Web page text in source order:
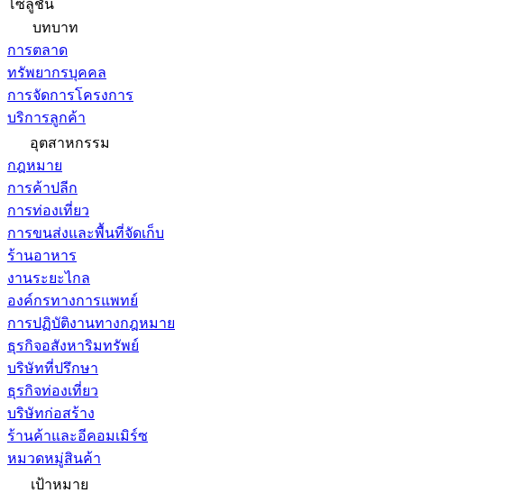
โซลูชัน
บทบาท
การตลาด
ทรัพยากรบุคคล
การจัดการโครงการ
บริการลูกค้า
อุตสาหกรรม
กฎหมาย
การค้าปลีก
การท่องเที่ยว
การขนส่งและพื้นที่จัดเก็บ
ร้านอาหาร
งานระยะไกล
องค์กรทางการแพทย์
การปฏิบัติงานทางกฎหมาย
ธุรกิจอสังหาริมทรัพย์
บริษัทที่ปรึกษา
ธุรกิจท่องเที่ยว
บริษัทก่อสร้าง
ร้านค้าและอีคอมเมิร์ซ
หมวดหมู่สินค้า
เป้าหมาย